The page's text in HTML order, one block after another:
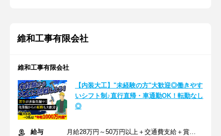
維和工事有限会社
維和工事有限会社
【内装大工】"未経験の方"大歓迎◎働きやす
いシフト制♪直行直帰・車通勤OK！転勤なし
◎
給与
月給28万円～50万円以上＋交通費支給＋賞与年2回（7月・12月）